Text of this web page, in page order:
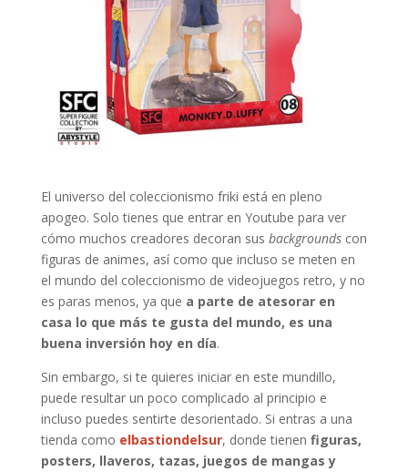
El universo del coleccionismo friki está en pleno
apogeo. Solo tienes que entrar en Youtube para ver
cómo muchos creadores decoran sus backgrounds con
figuras de animes, así como que incluso se meten en
el mundo del coleccionismo de videojuegos retro, y no
es paras menos, ya que a parte de atesorar en
casa lo que más te gusta del mundo, es una
buena inversión hoy en día.
Sin embargo, si te quieres iniciar en este mundillo,
puede resultar un poco complicado al principio e
incluso puedes sentirte desorientado. Si entras a una
tienda como elbastiondelsur, donde tienen figuras,
posters, llaveros, tazas, juegos de mangas y